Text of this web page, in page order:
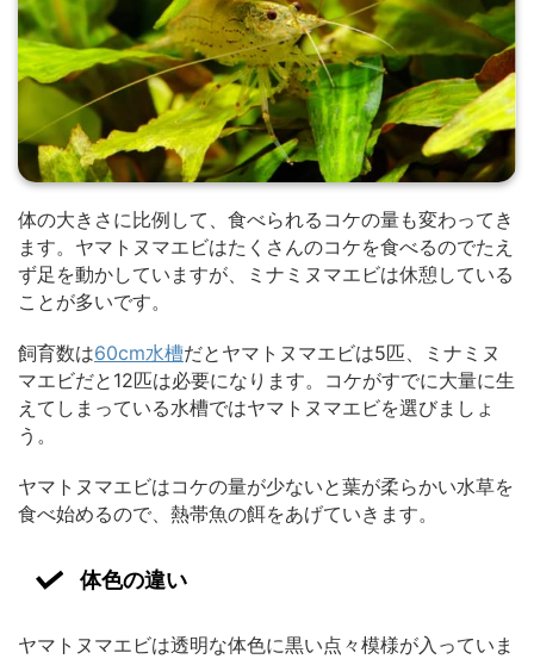
体の大きさに比例して、食べられるコケの量も変わってき
ます。ヤマトヌマエビはたくさんのコケを食べるのでたえ
ず足を動かしていますが、ミナミヌマエビは休憩している
ことが多いです。
飼育数は60cm水槽だとヤマトヌマエビは5匹、ミナミヌ
マエビだと12匹は必要になります。コケがすでに大量に生
えてしまっている水槽ではヤマトヌマエビを選びましょ
う。
ヤマトヌマエビはコケの量が少ないと葉が柔らかい水草を
食べ始めるので、熱帯魚の餌をあげていきます。
体色の違い
ヤマトヌマエビは透明な体色に黒い点々模様が入っていま